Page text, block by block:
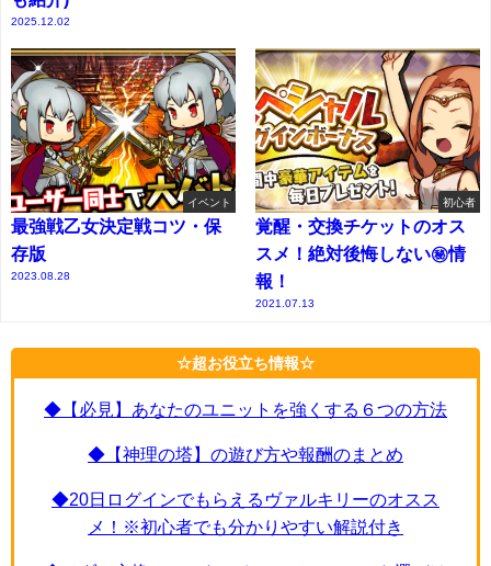
2025.12.02
イベント
最強戦乙女決定戦コツ・保
存版
2023.08.28
初心者
覚醒・交換チケットのオス
スメ！絶対後悔しない㊙情
報！
2021.07.13
☆超お役立ち情報☆
◆【必見】あなたのユニットを強くする６つの方法
◆【神理の塔】の遊び方や報酬のまとめ
◆20日ログインでもらえるヴァルキリーのオスス
メ！※初心者でも分かりやすい解説付き